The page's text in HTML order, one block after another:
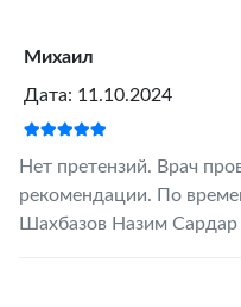
Михаил
Дата: 11.10.2024
Нет претензий. Врач
рекомендации. По
Шахбазов Назим